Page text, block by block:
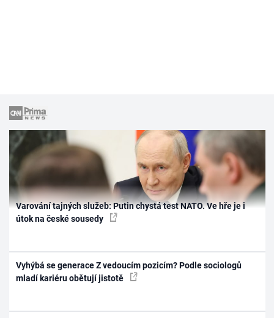
Varování tajných služeb: Putin chystá test NATO. Ve hře je i
útok na české sousedy
Vyhýbá se generace Z vedoucím pozicím? Podle sociologů
mladí kariéru obětují jistotě